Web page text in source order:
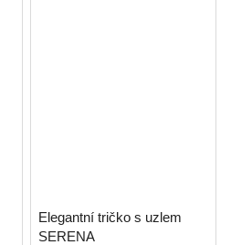
Elegantní tričko s uzlem
SERENA